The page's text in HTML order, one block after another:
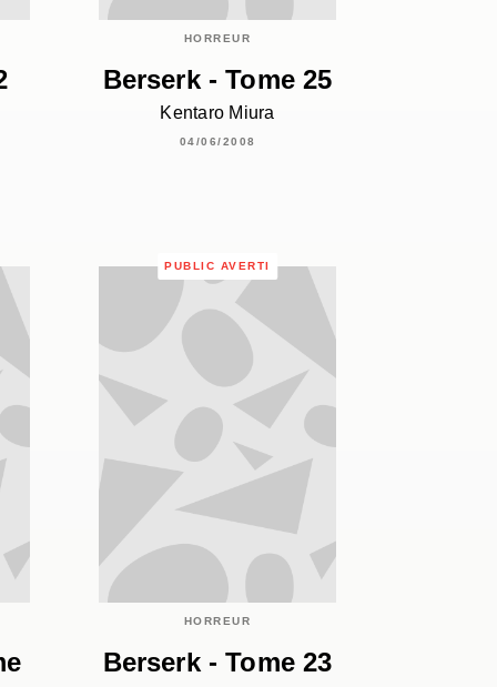
HORREUR
Berserk - Tome 25
Kentaro Miura
04/06/2008
PUBLIC AVERTI
HORREUR
Berserk - Tome 23